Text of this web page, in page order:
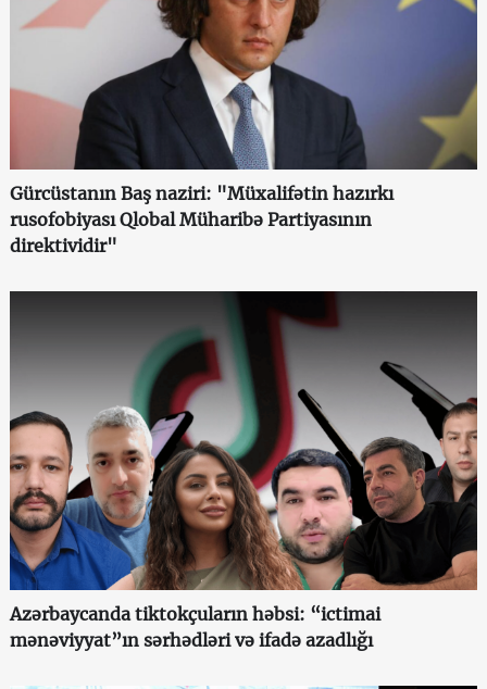
Gürcüstanın Baş naziri: "Müxalifətin hazırkı
rusofobiyası Qlobal Müharibə Partiyasının
direktividir"
Azərbaycanda tiktokçuların həbsi: “ictimai
mənəviyyat”ın sərhədləri və ifadə azadlığı